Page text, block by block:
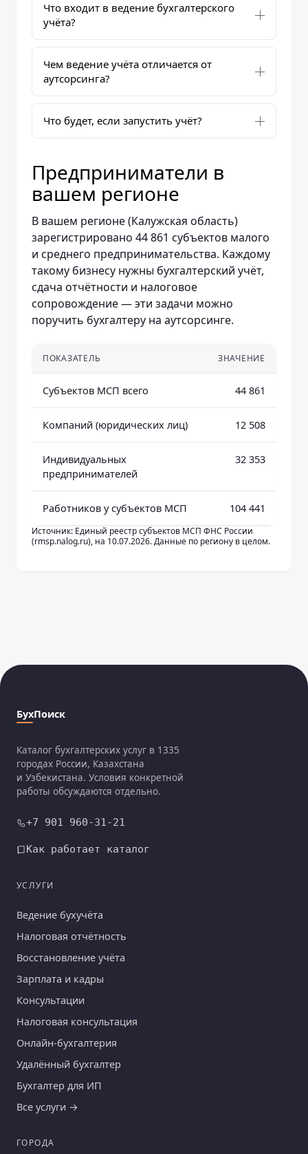
Что входит в ведение бухгалтерского
учёта?
Чем ведение учёта отличается от
аутсорсинга?
Что будет, если запустить учёт?
Предприниматели в
вашем регионе
В вашем регионе (Калужская область)
зарегистрировано 44 861 субъектов малого
и среднего предпринимательства. Каждому
такому бизнесу нужны бухгалтерский учёт,
сдача отчётности и налоговое
сопровождение — эти задачи можно
поручить бухгалтеру на аутсорсинге.
ПОКАЗАТЕЛЬ ЗНАЧЕНИЕ
Субъектов МСП всего 44 861
Компаний (юридических лиц) 12 508
Индивидуальных
предпринимателей
32 353
Работников у субъектов МСП 104 441
Источник: Единый реестр субъектов МСП ФНС России
(rmsp.nalog.ru), на 10.07.2026. Данные по региону в целом.
БухПоиск
Каталог бухгалтерских услуг в 1335
городах России, Казахстана
и Узбекистана. Условия конкретной
работы обсуждаются отдельно.
+7 901 960-31-21
Как работает каталог
УСЛУГИ
Ведение бухучёта
Налоговая отчётность
Восстановление учёта
Зарплата и кадры
Консультации
Налоговая консультация
Онлайн-бухгалтерия
Удалённый бухгалтер
Бухгалтер для ИП
Все услуги →
ГОРОДА